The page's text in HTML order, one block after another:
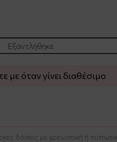
Εξαντλήθηκε
με όταν γίνει διαθέσιμο
δόσεις με χρεωστική ή